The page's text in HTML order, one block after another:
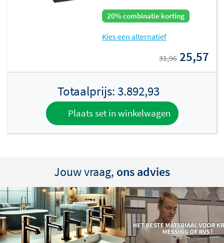
Meerdere afwerkingen beschikbaar
De Archie SDS32 is leverbaar in verschillende kleuren:
. Zo stemt u de
regendouche perfect af op de rest van uw
badkamerinrichting. De PVD-coating zorgt ervoor dat de
kleur lang mooi blijft. Bovendien beschermt ze tegen
krassen en verkleuring.
20% combinatie korting
Kies een alternatief
31,96 25,57
Totaalprijs:3.892,93
Plaats set in winkelwagen
Jouw vraag, ons advies